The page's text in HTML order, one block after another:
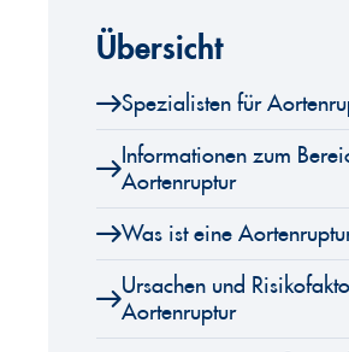
Übersicht
Spezialisten für
Informationen zum
Aortenruptur
Was ist eine
Ursachen und
Aortenruptur